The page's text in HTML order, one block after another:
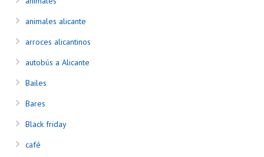
animales alicante
arroces alicantinos
autobús a Alicante
Bailes
Bares
Black friday
café